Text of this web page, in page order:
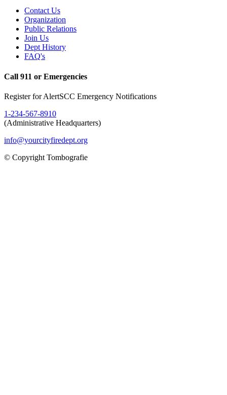
Contact Us
Organization
Public Relations
Join Us
Dept History
FAQ's
Call 911 or Emergencies
Register for AlertSCC Emergency Notifications
1-234-567-8910
(Administrative Headquarters)
info@yourcityfiredept.org
© Copyright Tombografie